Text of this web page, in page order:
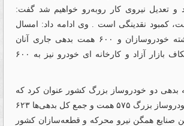
و تعدیل نیروی کار روبه‌رو خواهیم شد گفت:
کمبود نقدینگی است . وی ادامه داد: امسال
۲۸۰ همت زیان انباشته خودروسازان و ۶۰۰ همت بدهی جاری آنان
است ضمن اینکه شکاف بازار آزاد و کارخانه ای خودرو نیز به ۶۰۰
بدهی دو خودروساز بزرگ کشور عنوان کرد که
جمع بدهی جاری ۲ خودروساز بزرگ ۵۷۵ همت و جمع کل بدهی‌ها ۶۲۳
صنایع همگن نیرو محرکه و قطعه‌سازان کشور